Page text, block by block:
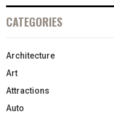
CATEGORIES
Architecture
Art
Attractions
Auto